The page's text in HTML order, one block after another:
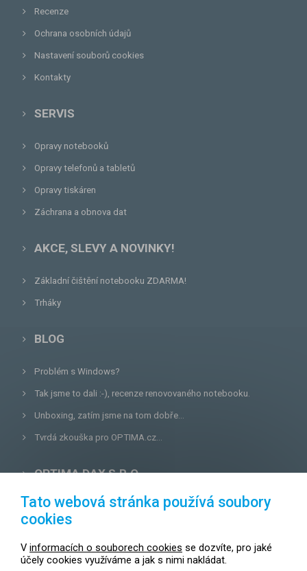
Recenze
Ochrana osobních údajů
Nastavení souborů cookies
Kontakty
SERVIS
Opravy notebooků
Opravy telefonů a tabletů
Opravy tiskáren
Záchrana a obnova dat
AKCE, SLEVY A NOVINKY!
Základní čištění notebooku ZDARMA!
Trháky
BLOG
Problém s Windows?
Tak jsme to dali :-), recenze renovovaného notebooku.
Unboxing, zatím jsme na tom dobře...
Tvrdá zkouška pro OPTIMA.cz...
OPTIMA DAX S.R.O.
Lazecká 46/3, 779 00Olomouc
Zákaznická linka: +420 587 407 456
Tato webová stránka používá soubory
cookies
V informacích o souborech cookies se dozvíte, pro jaké
účely cookies využíváme a jak s nimi nakládat.